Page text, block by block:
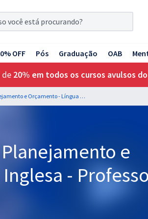
OFF Pós Graduação OAB
de 20% em todos os cursos avulsos
MPO - Ministério do Planejamento e Orçamento - Língua Inglesa - Professor: Roberto Witte
e
-